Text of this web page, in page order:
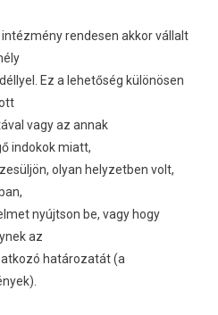
rendesen akkor vállalt
Ez a lehetőség különösen
vagy az annak
indokok miatt,
olyan helyzetben volt,
nyújtson be, vagy hogy
az
határozatát (a